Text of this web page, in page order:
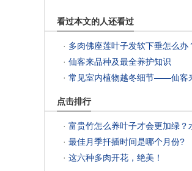
看过本文的人还看过
· 多肉佛座莲叶子发软下垂怎么办
· 仙客来品种及最全养护知识
· 常见室内植物越冬细节——仙客
点击排行
· 富贵竹怎么养叶子才会更加绿？
· 最佳月季扦插时间是哪个月份?
· 这六种多肉开花，绝美！